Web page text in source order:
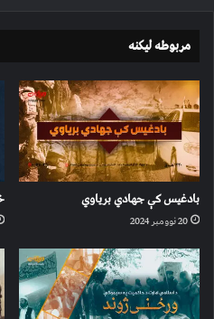
مربوطه لیکنه
بادغیس کې جهادي بریاوي
20 نوومبر 2024